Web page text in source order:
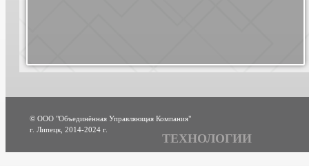
© ООО "Объединённая Управляющая Компания"
г. Липецк, 2014-2024 г.
ТЕХНОЛОГИИ